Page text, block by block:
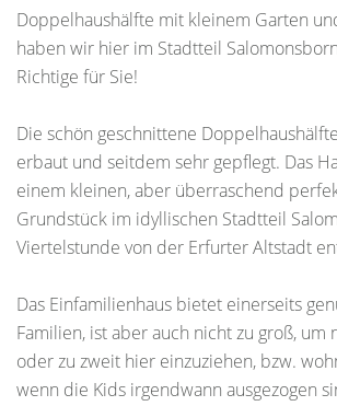
Doppelhaushälfte mit kleinem Garten
haben wir hier im Stadtteil
Richtige für Sie!
Die schön geschnittene
erbaut und seitdem sehr gepflegt. Das
einem kleinen, aber überraschend
Grundstück im idyllischen Stadtteil
Viertelstunde von der Erfurter Altstadt
Das Einfamilienhaus bietet einerseits
Familien, ist aber auch nicht zu groß, um
oder zu zweit hier einzuziehen, bzw.
wenn die Kids irgendwann ausgezogen